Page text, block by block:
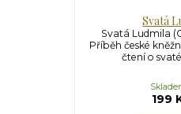
Svatá
Svatá Ludmila
Příběh české
čtení o svaté
199